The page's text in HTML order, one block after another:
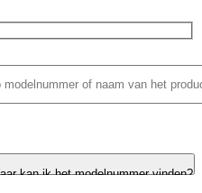
kan ik het modelnummer vinden?